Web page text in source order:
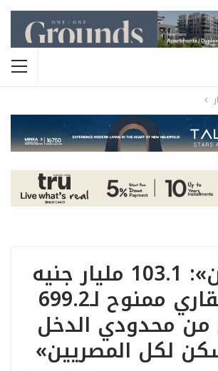
«الإسكان»: 103.1 مليار جنيه
تمويل عقاري ممنوح لـ699.2
محدودي الدخل
لكل المصريين»